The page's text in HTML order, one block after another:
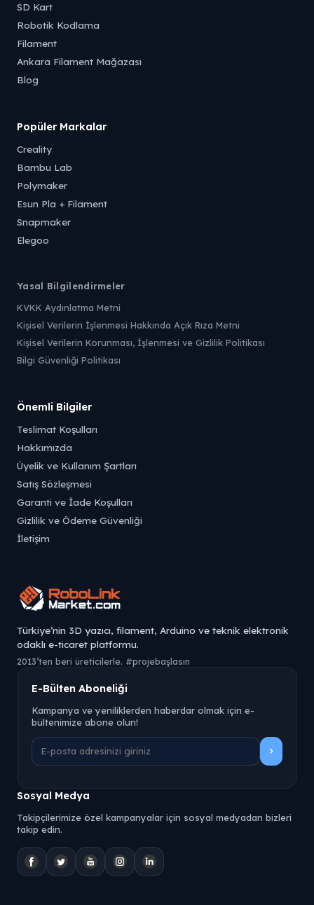
SD Kart
Robotik Kodlama
Filament
Ankara Filament Mağazası
Blog
Popüler Markalar
Creality
Bambu Lab
Polymaker
Esun Pla + Filament
Snapmaker
Elegoo
Yasal Bilgilendirmeler
KVKK Aydınlatma Metni
Kişisel Verilerin İşlenmesi Hakkında Açık Rıza Metni
Kişisel Verilerin Korunması, İşlenmesi ve Gizlilik Politikası
Bilgi Güvenliği Politikası
Önemli Bilgiler
Teslimat Koşulları
Hakkımızda
Üyelik ve Kullanım Şartları
Satış Sözleşmesi
Garanti ve İade Koşulları
Gizlilik ve Ödeme Güvenliği
İletişim
Türkiye’nin 3D yazıcı, filament, Arduino ve teknik elektronik
odaklı e-ticaret platformu.
2013’ten beri üreticilerle. #projebaşlasın
E-Bülten Aboneliği
Kampanya ve yeniliklerden haberdar olmak için e-
bültenimize abone olun!
Sosyal Medya
Takipçilerimize özel kampanyalar için sosyal medyadan bizleri
takip edin.